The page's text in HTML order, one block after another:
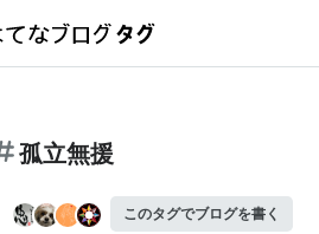
孤立無援
このタグでブログを書く